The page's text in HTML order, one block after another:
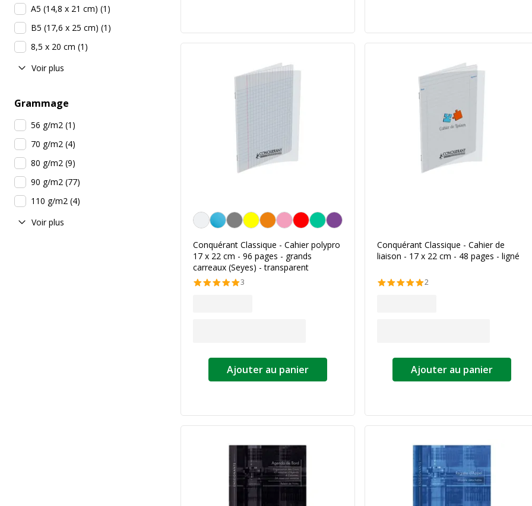
A5 (14,8 x 21 cm) (1 )
B5 (17,6 x 25 cm) (1 )
8,5 x 20 cm (1 )
Voir plus
Grammage
56 g/m2 (1 )
70 g/m2 (4)
80 g/m2 (9)
90 g/m2 (77)
110 g/m2 (4)
Voir plus
Transparent
Conquérant Classique - Cahier polypro
17 x 22 cm - 96 pages - grands
carreaux (Seyes) - transparent
3
Ajouter au panier
Conquérant Classique - Cahier de
liaison - 17 x 22 cm - 48 pages - ligné
2
Ajouter au panier